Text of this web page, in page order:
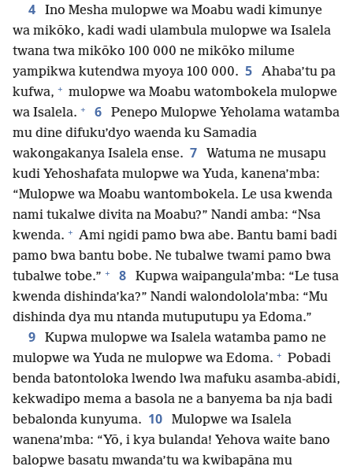
4
Ino Mesha mulopwe wa Moabu wadi kimunye
wa mikōko, kadi wadi ulambula mulopwe wa Isalela
twana twa mikōko 100 000 ne mikōko milume
yampikwa kutendwa myoya 100 000. 5
Ahaba’tu pa
kufwa, + mulopwe wa Moabu watombokela mulopwe
wa Isalela. + 6
Penepo Mulopwe Yeholama watamba
mu dine difuku’dyo waenda ku Samadia
wakongakanya Isalela ense. 7
Watuma ne musapu
kudi Yehoshafata mulopwe wa Yuda, kanena’mba:
“Mulopwe wa Moabu wantombokela. Le usa kwenda
nami tukalwe divita na Moabu?” Nandi amba: “Nsa
kwenda. + Ami ngidi pamo bwa abe. Bantu bami badi
pamo bwa bantu bobe. Ne tubalwe twami pamo bwa
tubalwe tobe.” + 8
Kupwa waipangula’mba: “Le tusa
kwenda dishinda’ka?” Nandi walondolola’mba: “Mu
dishinda dya mu ntanda mutuputupu ya Edoma.”
9
Kupwa mulopwe wa Isalela watamba pamo ne
mulopwe wa Yuda ne mulopwe wa Edoma. + Pobadi
benda batontoloka lwendo lwa mafuku asamba-abidi,
kekwadipo mema a basola ne a banyema ba nja badi
bebalonda kunyuma. 10
Mulopwe wa Isalela
wanena’mba: “Yō, i kya bulanda! Yehova waite bano
balopwe basatu mwanda’tu wa kwibapāna mu